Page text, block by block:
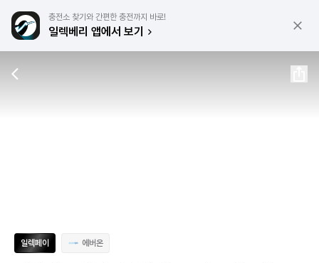
충전소 찾기와 간편한 충전까지 바로!
일렉베리 앱에서 보기
일렉페이 에버온